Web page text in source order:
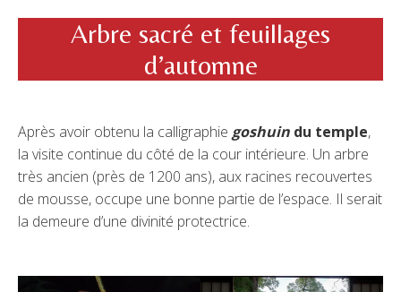
Arbre sacré et feuillages
d’automne
Après avoir obtenu la calligraphie goshuin du temple,
la visite continue du côté de la cour intérieure. Un arbre
très ancien (près de 1200 ans), aux racines recouvertes
de mousse, occupe une bonne partie de l’espace. Il serait
la demeure d’une divinité protectrice.